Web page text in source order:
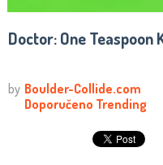
Doctor: One Teaspoon